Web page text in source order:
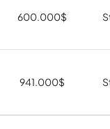
600.000$
941.000$